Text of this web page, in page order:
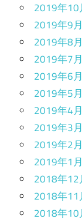
2019年10
2019年9月
2019年8月
2019年7月
2019年6月
2019年5月
2019年4月
2019年3月
2019年2月
2019年1月
2018年12
2018年11
2018年10